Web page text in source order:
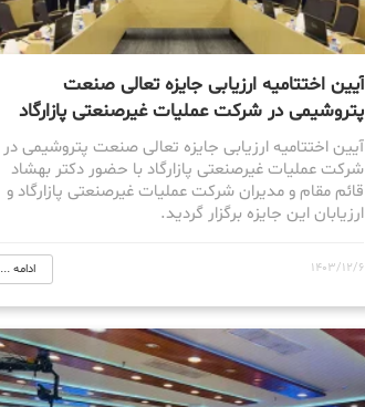
آیین اختتامیه ارزیابی جایزه تعالی صنعت
پتروشیمی در شرکت عملیات غیرصنعتی پازارگاد
آیین اختتامیه ارزیابی جایزه تعالی صنعت پتروشیمی در
شرکت عملیات غیرصنعتی پازارگاد با حضور دکتر بهشاد
قائم مقام و مدیران شرکت عملیات غیرصنعتی پازارگاد و
ارزیابان این جایزه برگزار گردید.
1403/12/6 ادامه ...